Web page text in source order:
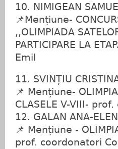
10. NIMIGEAN
📌Mențiune-
,,OLIMPIADA
PARTICIPARE LA
Emil
11. SVINȚIU
📌 Mențiune-
CLASELE V-VIII-
12. GALAN ANA-
📌 Mențiune -
prof. coordonatori